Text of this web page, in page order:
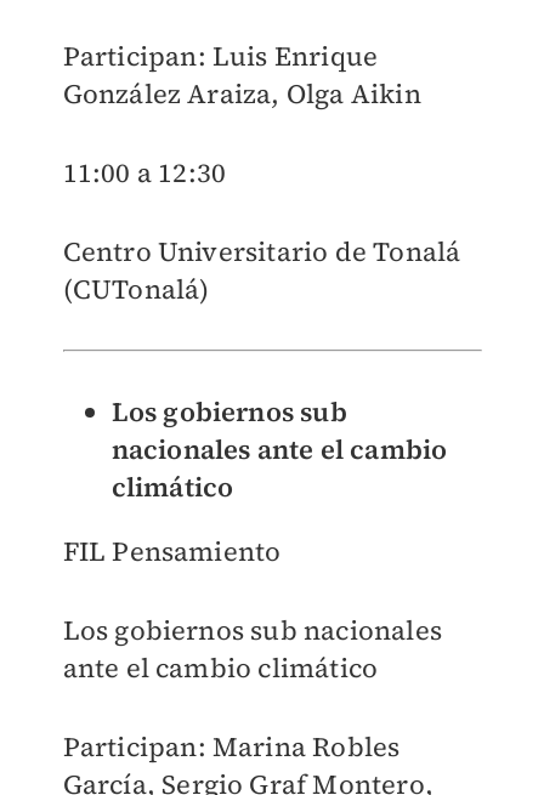
Participan: Luis Enrique
González Araiza, Olga Aikin
11:00 a 12:30
Centro Universitario de Tonalá
(CUTonalá)
Los gobiernos sub
nacionales ante el cambio
climático
FIL Pensamiento
Los gobiernos sub nacionales
ante el cambio climático
Participan: Marina Robles
García, Sergio Graf Montero,